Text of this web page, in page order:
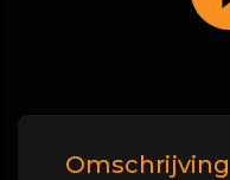
Omschrijving